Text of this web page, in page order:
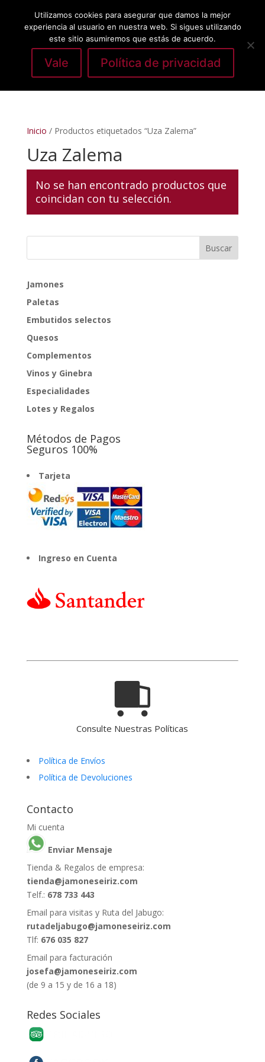
Seleccionar página
Inicio / Productos etiquetados “Uza Zalema”
Uza Zalema
No se han encontrado productos que
coincidan con tu selección.
Jamones
Paletas
Embutidos selectos
Quesos
Complementos
Vinos y Ginebra
Especialidades
Lotes y Regalos
Métodos de Pagos
Seguros 100%
Tarjeta
Ingreso en Cuenta
Consulte Nuestras Políticas
Política de Envíos
Política de Devoluciones
Contacto
Mi cuenta
Enviar Mensaje
Tienda & Regalos de empresa:
tienda@jamoneseiriz.com
Telf.: 678 733 443
Email para visitas y Ruta del Jabugo:
rutadeljabugo@jamoneseiriz.com
Tlf: 676 035 827
Email para facturación
josefa@jamoneseiriz.com
(de 9 a 15 y de 16 a 18)
Redes Sociales
Utilizamos cookies para asegurar que damos la mejor
experiencia al usuario en nuestra web. Si sigues utilizando
este sitio asumiremos que estás de acuerdo.
Vale Política de privacidad